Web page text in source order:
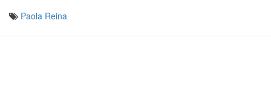
Paola Reina